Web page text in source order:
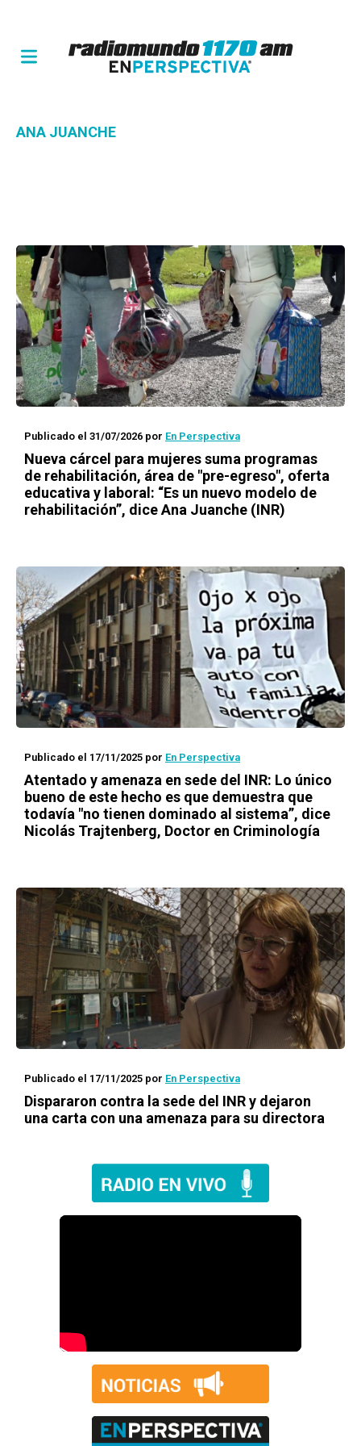
ANA JUANCHE
Publicado el 31/07/2026 por En Perspectiva
Nueva cárcel para mujeres suma programas
de rehabilitación, área de "pre-egreso", oferta
educativa y laboral: “Es un nuevo modelo de
rehabilitación”, dice Ana Juanche (INR)
Publicado el 17/11/2025 por En Perspectiva
Atentado y amenaza en sede del INR: Lo único
bueno de este hecho es que demuestra que
todavía "no tienen dominado al sistema”, dice
Nicolás Trajtenberg, Doctor en Criminología
Publicado el 17/11/2025 por En Perspectiva
Dispararon contra la sede del INR y dejaron
una carta con una amenaza para su directora